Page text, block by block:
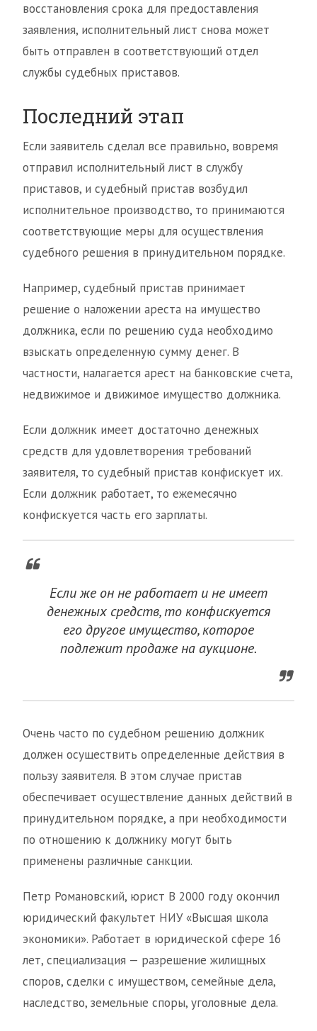
восстановления срока для предоставления
заявления, исполнительный лист снова может
быть отправлен в соответствующий отдел
службы судебных приставов.
Последний этап
Если заявитель сделал все правильно, вовремя
отправил исполнительный лист в службу
приставов, и судебный пристав возбудил
исполнительное производство, то принимаются
соответствующие меры для осуществления
судебного решения в принудительном порядке.
Например, судебный пристав принимает
решение о наложении ареста на имущество
должника, если по решению суда необходимо
взыскать определенную сумму денег. В
частности, налагается арест на банковские счета,
недвижимое и движимое имущество должника.
Если должник имеет достаточно денежных
средств для удовлетворения требований
заявителя, то судебный пристав конфискует их.
Если должник работает, то ежемесячно
конфискуется часть его зарплаты.
Если же он не работает и не имеет
денежных средств, то конфискуется
его другое имущество, которое
подлежит продаже на аукционе.
Очень часто по судебном решению должник
должен осуществить определенные действия в
пользу заявителя. В этом случае пристав
обеспечивает осуществление данных действий в
принудительном порядке, а при необходимости
по отношению к должнику могут быть
применены различные санкции.
Петр Романовский, юрист В 2000 году окончил
юридический факультет НИУ «Высшая школа
экономики». Работает в юридической сфере 16
лет, специализация — разрешение жилищных
споров, сделки с имуществом, семейные дела,
наследство, земельные споры, уголовные дела.